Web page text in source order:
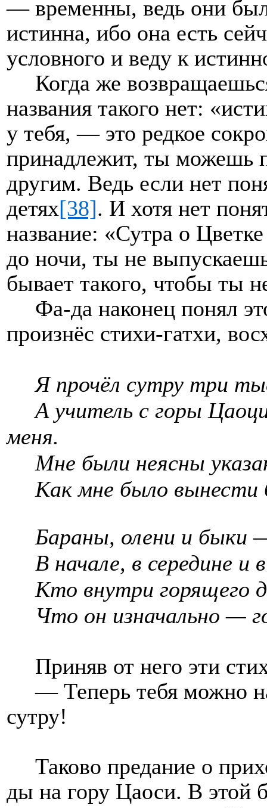
— временны, ведь они
истинна, ибо она есть
условного и веду к
Когда же
названия такого нет:
у тебя, — это редкое
принадлежит, ты можешь
другим. Ведь если нет
детях[38]. И хотя нет
название: «Сутра о
до ночи, ты не
бывает такого, чтобы ты
Фа-да наконец понял
произнёс стихи-гатхи,
Я прочёл сутру три
А учитель с горы
меня.
Мне были неясны
Как мне было вынести
Бараны, олени и быки
В начале, в середине и
Кто внутри горящего
Что он изначально —
Приняв от него эти
— Теперь тебя можно
сутру!
Таково предание о
ды на гору Цаоси. В этой